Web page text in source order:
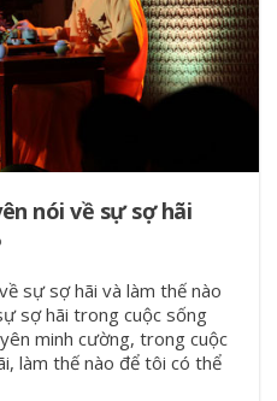
nói về sự sợ hãi
sự sợ hãi và làm thế nào
sợ hãi trong cuộc sống
minh cường, trong cuộc
làm thế nào để tôi có thể